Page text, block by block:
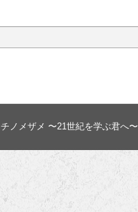
チノメザメ 〜21世紀を学ぶ君へ〜